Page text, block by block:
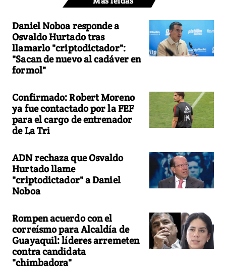
Daniel Noboa responde a
Osvaldo Hurtado tras
llamarlo "criptodictador":
"Sacan de nuevo al cadáver en
formol"
Confirmado: Robert Moreno
ya fue contactado por la FEF
para el cargo de entrenador
de La Tri
ADN rechaza que Osvaldo
Hurtado llame
"criptodictador" a Daniel
Noboa
Rompen acuerdo con el
correísmo para Alcaldía de
Guayaquil: líderes arremeten
contra candidata
"chimbadora"